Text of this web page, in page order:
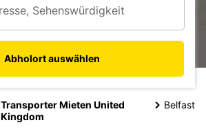
Abholort auswählen
Transporter Mieten United
Kingdom
Belfast